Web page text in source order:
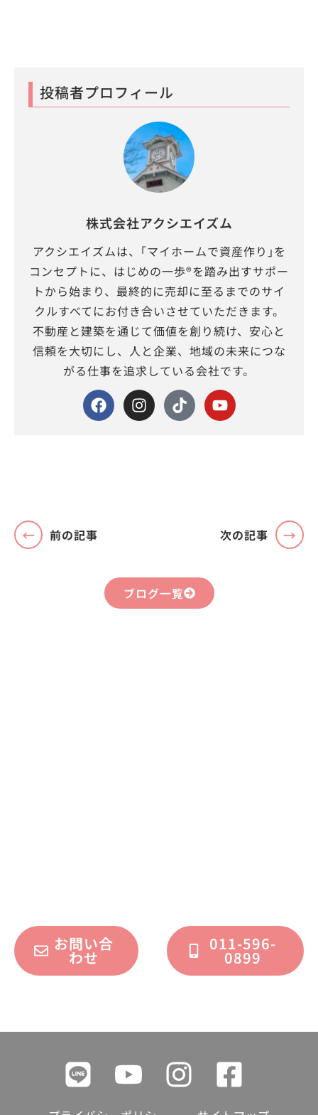
投稿者プロフィール
株式会社アクシエイズム
アクシエイズムは、｢マイホームで資産作り｣を
コンセプトに、はじめの一歩®を踏み出すサポー
トから始まり、最終的に売却に至るまでのサイ
クルすべてにお付き合いさせていただきます。
不動産と建築を通じて価値を創り続け、安心と
信頼を大切にし、人と企業、地域の未来につな
がる仕事を追求している会社です。
前の記事 次の記事
ブログ一覧
お問い合
わせ
011-596-
0899